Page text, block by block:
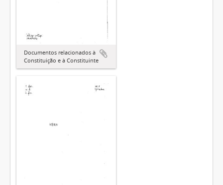
Documentos relacionados à
Constituição e à Constituinte